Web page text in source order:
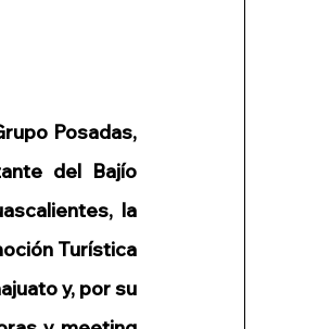
Posadas,
del Bajío
la
Turística
y, por su